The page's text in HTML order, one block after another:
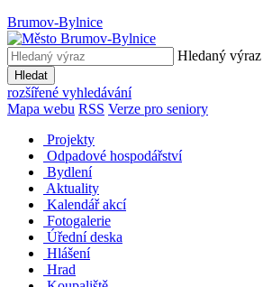
Brumov-Bylnice
Hledaný výraz
Hledat
rozšířené vyhledávání
Mapa webu RSS Verze pro seniory
Projekty
Odpadové hospodářství
Bydlení
Aktuality
Kalendář akcí
Fotogalerie
Úřední deska
Hlášení
Hrad